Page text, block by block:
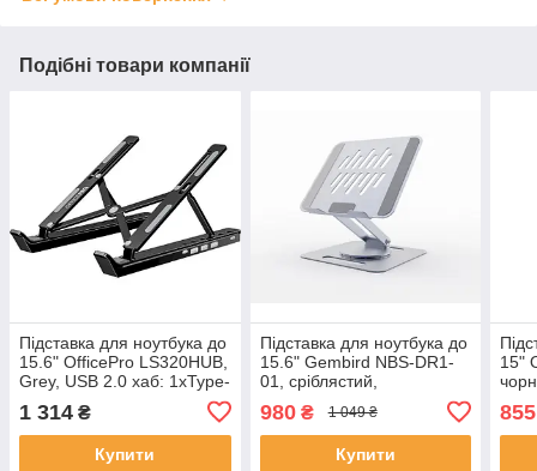
Подібні товари компанії
Підставка для ноутбука до
15.6" OfficePro LS320HUB,
Grey, USB 2.0 хаб: 1xType-
рівнів висоти
1 314 ₴
Купити
Підставка для ноутбука до
15.6" Gembird NBS-DR1-
01, сріблястий,
алюмінієва, поворотна (на
360°)
980₴ 1 049 ₴
Купити
15"
855